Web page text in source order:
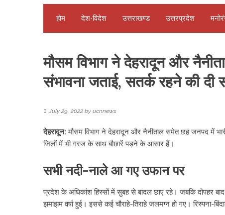
होम देश-विदेश उत्तराखण्ड उत्तरप्रदेश
मौसम विभाग ने देहरादून और
संभावना जताई, सतर्क रहने की दी
July 29, 2022 by ucnnews
देहरादून: मौसम विभाग ने देहरादून और नैनीताल समेत छह जनपद में
जिलों में भी गरज के साथ बौछारें पड़ने के आसार हैं।
सभी नदी-नाले आ गए उफान पर
प्रदेश के अधिकांश हिस्सों में सुबह से बादल छाए रहे। जबकि दोपहर बाद
झमाझम वर्षा हुई। इससे कई चौराहे-तिराहे जलमग्न हो गए। रिस्पना-